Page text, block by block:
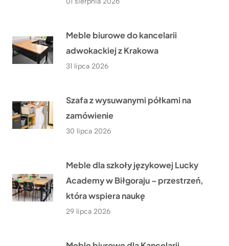
Meble biurowe do kancelarii
adwokackiej z Krakowa
31 lipca 2026
Szafa z wysuwanymi półkami na
zamówienie
30 lipca 2026
Meble dla szkoły językowej Lucky
Academy w Biłgoraju – przestrzeń,
która wspiera naukę
29 lipca 2026